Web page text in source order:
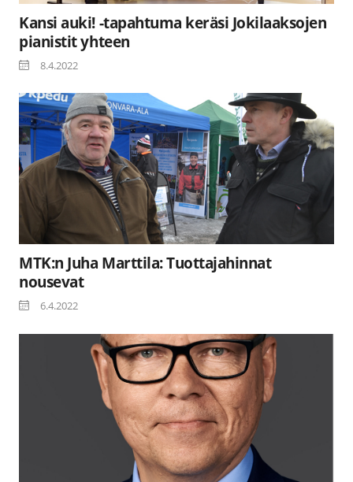
Kansi auki! -tapahtuma keräsi Jokilaaksojen
pianistit yhteen
8.4.2022
MTK:n Juha Marttila: Tuottajahinnat
nousevat
6.4.2022